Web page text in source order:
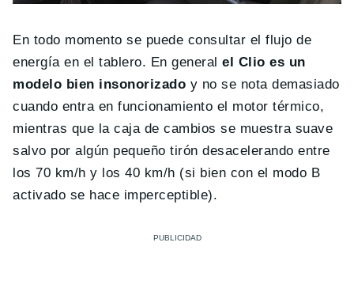
En todo momento se puede consultar el flujo de
energía en el tablero. En generalel Clio es un
modelo bien insonorizado y no se nota demasiado
cuando entra en funcionamiento el motor térmico,
mientras que la caja de cambios se muestra suave
salvo por algún pequeño tirón desacelerando entre
los 70 km/h y los 40 km/h (si bien con el modo B
activado se hace imperceptible).